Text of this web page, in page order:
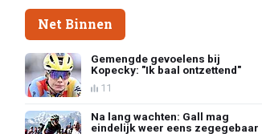
Net Binnen
Gemengde gevoelens bij
Kopecky: "Ik baal ontzettend"
11
Na lang wachten: Gall mag
eindelijk weer eens zegegebaar